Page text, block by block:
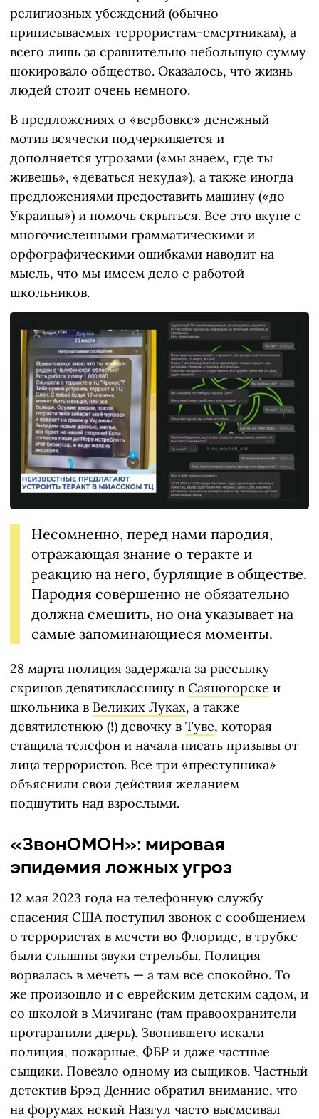
религиозных убеждений (обычно
приписываемых террористам-смертникам), а
всего лишь за сравнительно небольшую сумму
шокировало общество. Оказалось, что жизнь
людей стоит очень немного.
В предложениях о «вербовке» денежный
мотив всячески подчеркивается и
дополняется угрозами («мы знаем, где ты
живешь», «деваться некуда»), а также иногда
предложениями предоставить машину («до
Украины») и помочь скрыться. Все это вкупе с
многочисленными грамматическими и
орфографическими ошибками наводит на
мысль, что мы имеем дело с работой
школьников.
Несомненно, перед нами пародия,
отражающая знание о теракте и
реакцию на него, бурлящие в обществе.
Пародия совершенно не обязательно
должна смешить, но она указывает на
самые запоминающиеся моменты.
28 марта полиция задержала за рассылку
скринов девятиклассницу в Саяногорске и
школьника в Великих Луках, а также
девятилетнюю (!) девочку в Туве, которая
стащила телефон и начала писать призывы от
лица террористов. Все три «преступника»
объяснили свои действия желанием
подшутить над взрослыми.
«ЗвонОМОН»: мировая
эпидемия ложных угроз
12 мая 2023 года на телефонную службу
спасения США поступил звонок с сообщением
о террористах в мечети во Флориде, в трубке
были слышны звуки стрельбы. Полиция
ворвалась в мечеть — а там все спокойно. То
же произошло и с еврейским детским садом, и
со школой в Мичигане (там правоохранители
протаранили дверь). Звонившего искали
полиция, пожарные, ФБР и даже частные
сыщики. Повезло одному из сыщиков. Частный
детектив Брэд Деннис обратил внимание, что
на форумах некий Назгул часто высмеивал